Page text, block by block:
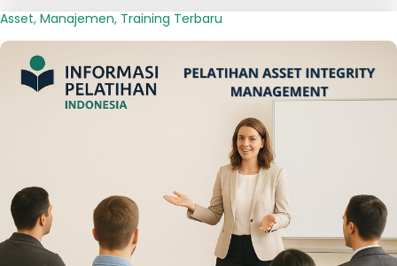
Asset, Manajemen, Training Terbaru